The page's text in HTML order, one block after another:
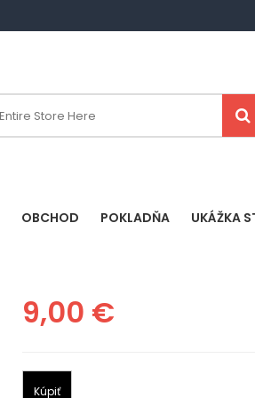
OBCHOD POKLADŇA UKÁŽKA
9,00 €
Kúpiť